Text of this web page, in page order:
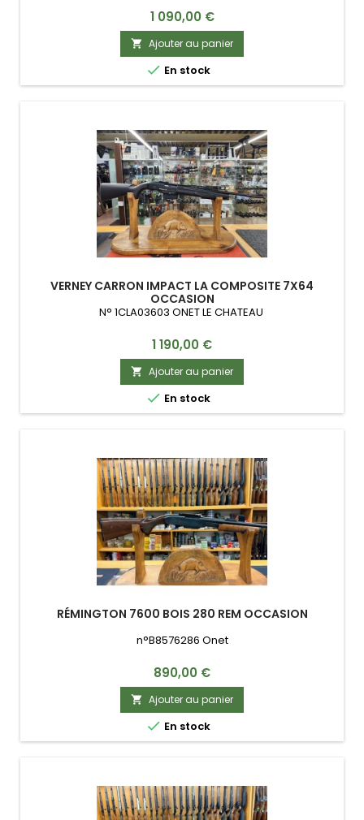
Prix
1 090,00 €
 Ajouter au panier
 En stock
VERNEY CARRON IMPACT LA COMPOSITE 7X64
OCCASION
N° 1CLA03603 ONET LE CHATEAU
Prix
1 190,00 €
 Ajouter au panier
 En stock
RÉMINGTON 7600 BOIS 280 REM OCCASION
n°B8576286 Onet
Prix
890,00 €
 Ajouter au panier
 En stock